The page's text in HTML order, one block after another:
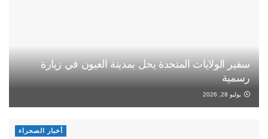
سفير الولايات المتحدة يحل بمدينة العيون في زيارة
رسمية
يوليو 28, 2026
أخبار الصحراء